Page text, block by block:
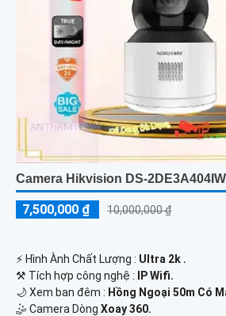
Camera Hikvision DS-
7,500,000 ₫ 10,000,000 ₫
️⚡ Hình Ành Chất Lượng : Ultra 2k .
⚒ Tích hợp công nghệ :
IP Wifi.
🌙 Xem ban đêm : Hồng Ngoại 50m Có
🤹 Camera Dòng Xoay 360.